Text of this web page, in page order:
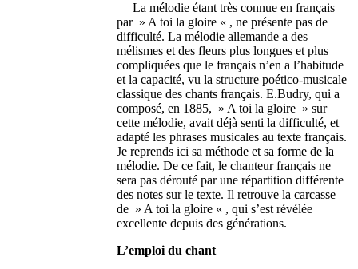
La mélodie étant très connue en français
par » A toi la gloire « , ne présente pas de
difficulté. La mélodie allemande a des
mélismes et des fleurs plus longues et plus
compliquées que le français n’en a l’habitude
et la capacité, vu la structure poético-musicale
classique des chants français. E.Budry, qui a
composé, en 1885, » A toi la gloire » sur
cette mélodie, avait déjà senti la difficulté, et
adapté les phrases musicales au texte français.
Je reprends ici sa méthode et sa forme de la
mélodie. De ce fait, le chanteur français ne
sera pas dérouté par une répartition différente
des notes sur le texte. Il retrouve la carcasse
de » A toi la gloire « , qui s’est révélée
excellente depuis des générations.
L’emploi du chant